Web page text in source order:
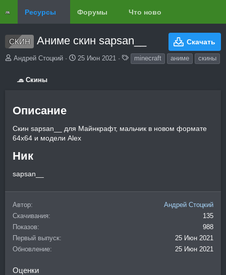
Ресурсы Форумы Что нового?
СКИН Аниме скин sapsan__ Скачать
А
Андрей Стоцкий
Д
а
н
25 Июн 2021
е
minecraft аниме скины
🧢 Скины
Описание​
Скин sapsan__ для Майнкрафт, мальчик в новом формате
64x64 и модели Alex
Ник​
sapsan__
Автор
Андрей Стоцкий
Скачивания
135
Показов
988
Первый выпуск
25 Июн 2021
Обновление
25 Июн 2021
Оценки